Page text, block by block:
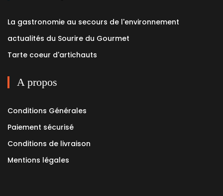
La gastronomie au secours de l'environnement
actualités du Sourire du Gourmet
Tarte coeur d'artichauts
A propos
Conditions Générales
Paiement sécurisé
Conditions de livraison
Mentions légales